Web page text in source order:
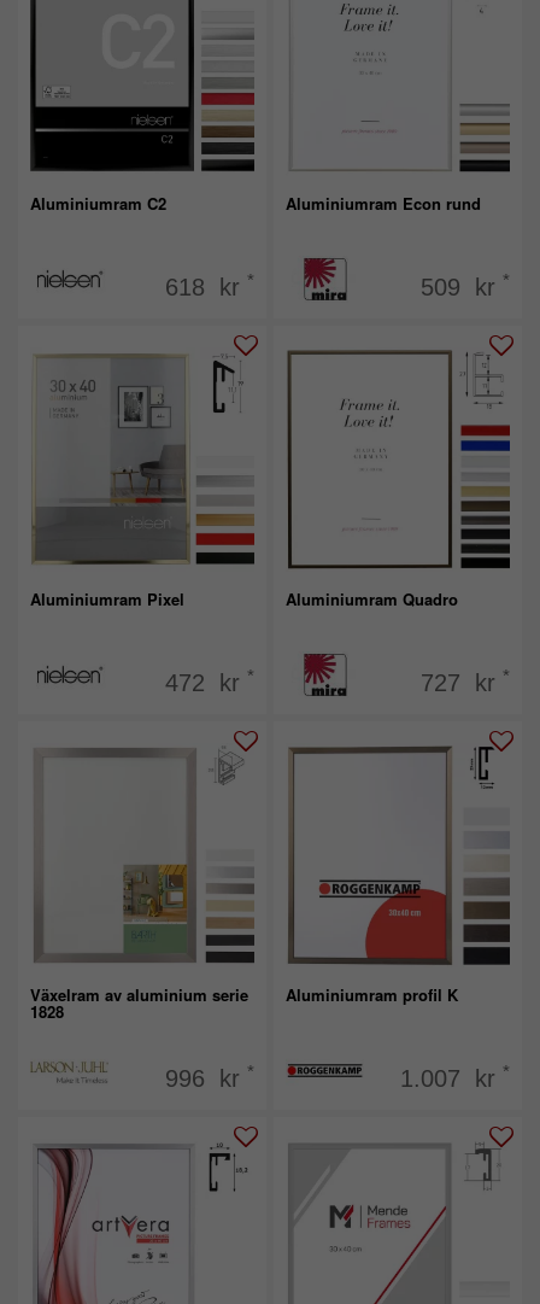
Aluminiumram C2
618 kr *
Aluminiumram Econ rund
509 kr *
Aluminiumram Pixel
472 kr *
Aluminiumram Quadro
727 kr *
Växelram av aluminium serie
1828
996 kr *
Aluminiumram profil K
1.007 kr *